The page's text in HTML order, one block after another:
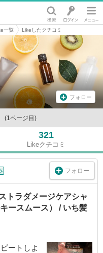
一覧 Likeしたクチコミ
フォロー
(1ページ目)
321
Likeクチコミ
フォロー
ラダメージケアシャ
ースムース） / いち髪
ートしよ